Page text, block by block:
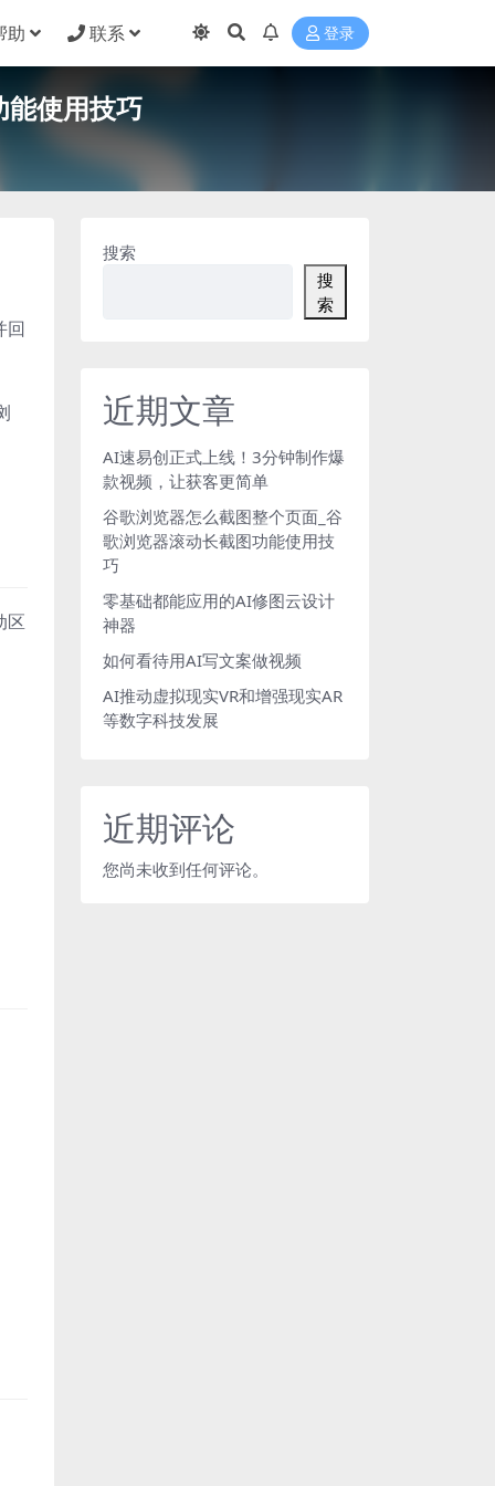
助 联系 登录
能使用技巧
回
区
搜索
搜
索
近期文章
AI速易创正式上线！3分钟制作爆
款视频，让获客更简单
谷歌浏览器怎么截图整个页面_谷
歌浏览器滚动长截图功能使用技
巧
零基础都能应用的AI修图云设计
神器
如何看待用AI写文案做视频
AI推动虚拟现实VR和增强现实AR
等数字科技发展
近期评论
您尚未收到任何评论。